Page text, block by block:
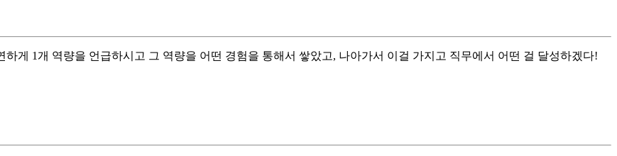
게 1개 역량을 언급하시고 그 역량을 어떤 경험을 통해서 쌓았고, 나아가서 이걸 가지고 직무에서 어떤 걸 달성하겠다!